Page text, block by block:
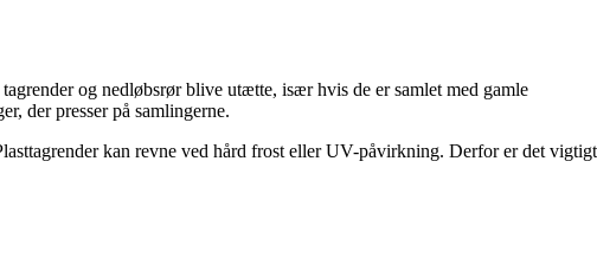
og nedløbsrør blive utætte, især hvis de er samlet med gamle
der presser på samlingerne.
kan revne ved hård frost eller UV-påvirkning. Derfor er det vigtigt